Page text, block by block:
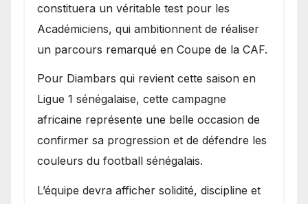
constituera un véritable test pour les
Académiciens, qui ambitionnent de réaliser
un parcours remarqué en Coupe de la CAF.
Pour Diambars qui revient cette saison en
Ligue 1 sénégalaise, cette campagne
africaine représente une belle occasion de
confirmer sa progression et de défendre les
couleurs du football sénégalais.
L’équipe devra afficher solidité, discipline et